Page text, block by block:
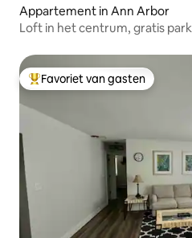
Appartement in Ann Arbor
Loft in het centrum, gratis
Topfavoriet van gasten
Favoriet van gasten